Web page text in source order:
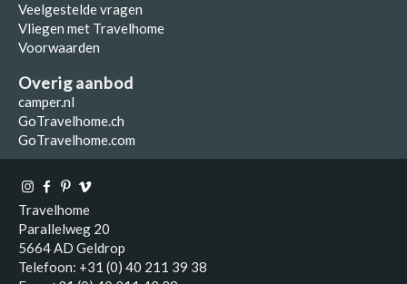
Veelgestelde vragen
Vliegen met Travelhome
Voorwaarden
Overig aanbod
camper.nl
GoTravelhome.ch
GoTravelhome.com
Travelhome
Parallelweg 20
5664 AD Geldrop
Telefoon: +31 (0) 40 211 39 38